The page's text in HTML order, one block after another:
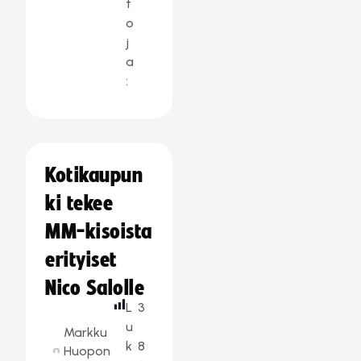
t
o
j
a
:
Kotikaupun
ki tekee
MM-kisoista
erityiset
Nico Salolle
Markku
Huopon
L
u
k
3
8